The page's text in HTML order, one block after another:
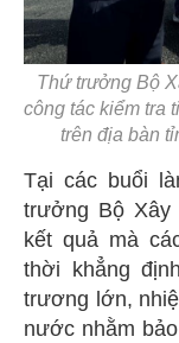
Thứ trưởng Bộ
công tác kiểm tra
trên địa bàn
Tại các buổi
trưởng Bộ Xây
kết quả mà
thời khẳng
trương lớn,
nước nhằm